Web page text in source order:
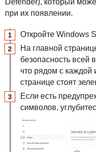
Defender), который
при их появлении.
Откройте Windows
На главной
безопасность всей
что рядом с каждой
странице стоят
Если есть
символов,